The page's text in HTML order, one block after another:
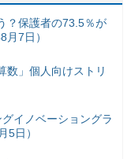
？保護者の73.5％が
7日）
数」個人向けストリ
イノベーショングラ
5日）